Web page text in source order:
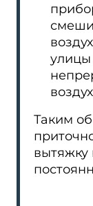
улицы
Таким
вытяжку